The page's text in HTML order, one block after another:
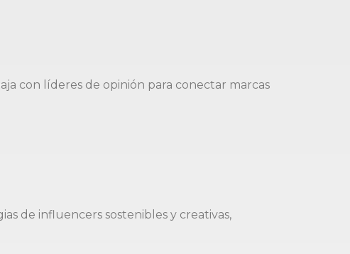
con líderes de opinión para conectar marcas
de influencers sostenibles y creativas,